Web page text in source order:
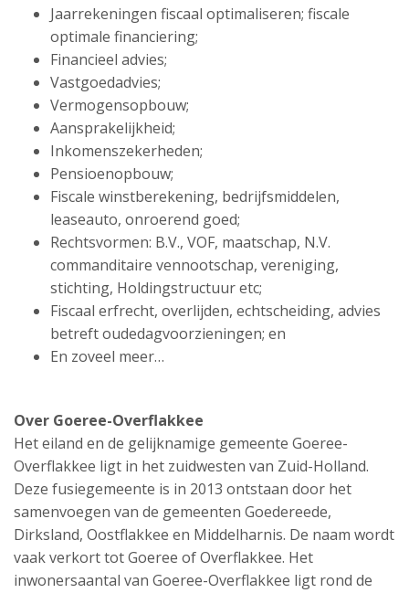
Jaarrekeningen fiscaal optimaliseren; fiscale
optimale financiering;
Financieel advies;
Vastgoedadvies;
Vermogensopbouw;
Aansprakelijkheid;
Inkomenszekerheden;
Pensioenopbouw;
Fiscale winstberekening, bedrijfsmiddelen,
leaseauto, onroerend goed;
Rechtsvormen: B.V., VOF, maatschap, N.V.
commanditaire vennootschap, vereniging,
stichting, Holdingstructuur etc;
Fiscaal erfrecht, overlijden, echtscheiding, advies
betreft oudedagvoorzieningen; en
En zoveel meer…
Over Goeree-Overflakkee
Het eiland en de gelijknamige gemeente Goeree-
Overflakkee ligt in het zuidwesten van Zuid-Holland.
Deze fusiegemeente is in 2013 ontstaan door het
samenvoegen van de gemeenten Goedereede,
Dirksland, Oostflakkee en Middelharnis. De naam wordt
vaak verkort tot Goeree of Overflakkee. Het
inwonersaantal van Goeree-Overflakkee ligt rond de